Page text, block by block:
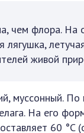
чем флора. На
лягушка,
живой
муссонный.
На его
60 °C